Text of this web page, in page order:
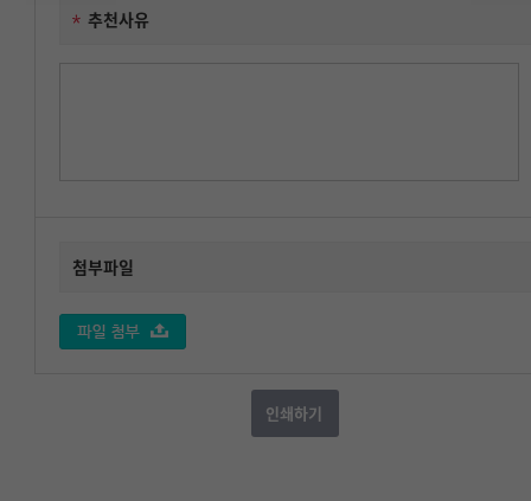
추천사유
첨부파일